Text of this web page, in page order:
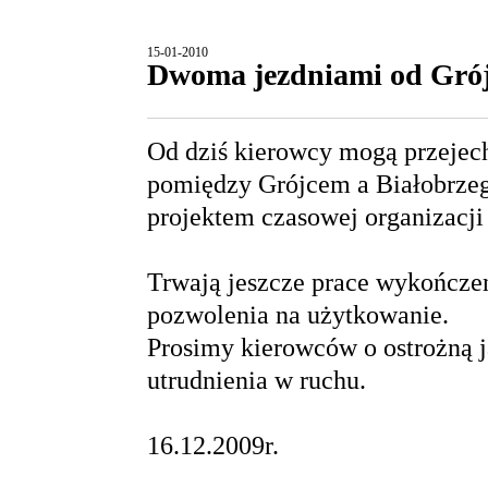
15-01-2010
Dwoma jezdniami od
Od dziś kierowcy mogą
pomiędzy Grójcem a
projektem czasowej
Trwają jeszcze prace
pozwolenia na użytkowanie.
Prosimy kierowców o ostrożną
utrudnienia w ruchu.
16.12.2009r.